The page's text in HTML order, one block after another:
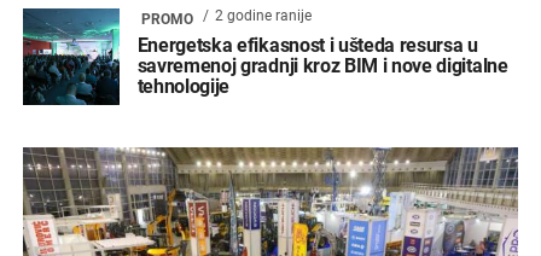
PROMO 2 godine ranije
Energetska efikasnost i ušteda resursa u
savremenoj gradnji kroz BIM i nove digitalne
tehnologije